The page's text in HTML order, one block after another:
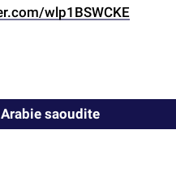
wlp1BSWCKE
saoudite